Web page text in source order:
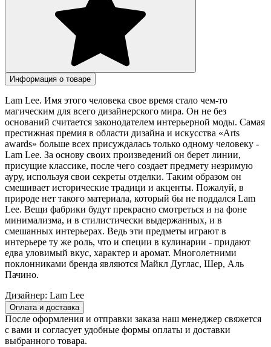
Информация о товаре
Lam Lee. Имя этого человека свое время стало чем-то
магическим для всего дизайнерского мира. Он не без
оснований считается законодателем интерьерной моды. Самая
престижная премия в области дизайна и искусства «Arts
awards» больше всех присуждалась только одному человеку -
Lam Lee. За основу своих произведений он берет линии,
присущие классике, после чего создает предмету незримую
ауру, используя свои секреты отделки. Таким образом он
смешивает исторические традици и акценты. Пожалуй, в
природе нет такого материала, который бы не поддался Lam
Lee. Вещи фабрики будут прекрасно смотреться и на фоне
минимализма, и в стилистически выдержанных, и в
смешанных интерьерах. Ведь эти предметы играют в
интерьере ту же роль, что и специи в кулинарии - придают
едва уловимый вкус, характер и аромат. Многолетними
поклонниками бренда являются Майкл Дуглас, Шер, Аль
Пачино.
Дизайнер: Lam Lee
Оплата и доставка
После оформления и отправки заказа наш менеджер свяжется
с вами и согласует удобные формы оплаты и доставки
выбранного товара.